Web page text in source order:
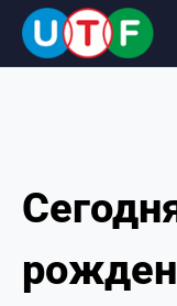
ГЛАВНАЯ
ФТУ